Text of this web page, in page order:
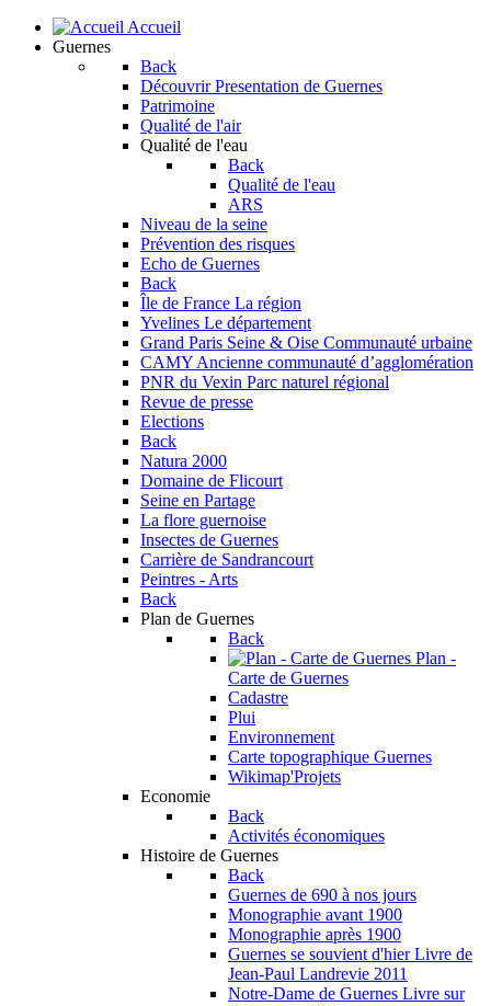
Accueil
Guernes
Back
Découvrir Presentation de Guernes
Patrimoine
Qualité de l'air
Qualité de l'eau
Back
Qualité de l'eau
ARS
Niveau de la seine
Prévention des risques
Echo de Guernes
Back
Île de France La région
Yvelines Le département
Grand Paris Seine & Oise Communauté urbaine
CAMY Ancienne communauté d’agglomération
PNR du Vexin Parc naturel régional
Revue de presse
Elections
Back
Natura 2000
Domaine de Flicourt
Seine en Partage
La flore guernoise
Insectes de Guernes
Carrière de Sandrancourt
Peintres - Arts
Back
Plan de Guernes
Back
Plan -
Carte de Guernes
Cadastre
Plui
Environnement
Carte topographique Guernes
Wikimap'Projets
Economie
Back
Activités économiques
Histoire de Guernes
Back
Guernes de 690 à nos jours
Monographie avant 1900
Monographie après 1900
Guernes se souvient d'hier Livre de
Jean-Paul Landrevie 2011
Notre-Dame de Guernes Livre sur